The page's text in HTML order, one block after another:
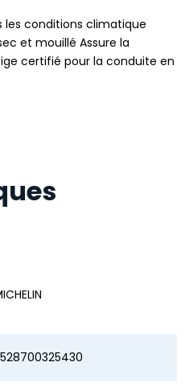
les conditions climatique
et mouillé Assure la
certifié pour la conduite en